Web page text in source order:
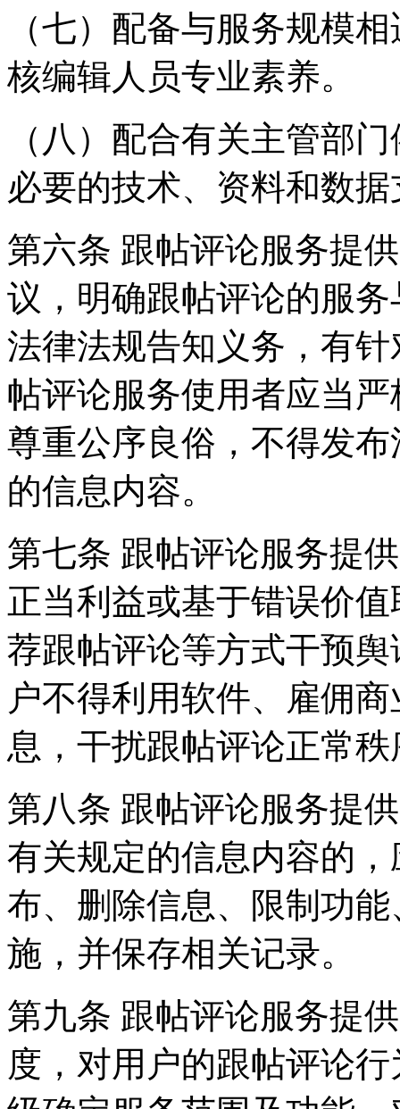
（七）配备与服务规模
核编辑人员专业素养。
（八）配合有关主管部
必要的技术、资料和数
第六条 跟帖评论服务提
议，明确跟帖评论的服
法律法规告知义务，有
帖评论服务使用者应当
尊重公序良俗，不得发
的信息内容。
第七条 跟帖评论服务提
正当利益或基于错误价
荐跟帖评论等方式干预
户不得利用软件、雇佣
息，干扰跟帖评论正常
第八条 跟帖评论服务提
有关规定的信息内容的
布、删除信息、限制功
施，并保存相关记录。
第九条 跟帖评论服务提
度，对用户的跟帖评论